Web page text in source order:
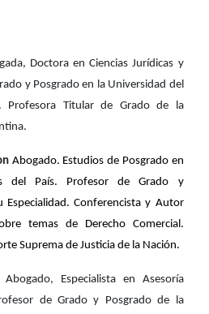
Doctora en Ciencias Jurídicas y
y Posgrado en la Universidad del
Profesora Titular de Grado de la
Abogado. Estudios de Posgrado en
del País. Profesor de Grado y
Especialidad. Conferencista y Autor
temas de Derecho Comercial.
Suprema de Justicia de la Nación.
Especialista en Asesoría
de Grado y Posgrado de la